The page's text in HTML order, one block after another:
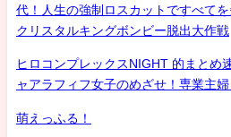
代！人生の強制ロスカットですべて
クリスタルキングボンビー脱出大作戦
ヒロコンプレックスNIGHT 的まとめ
ャアラフィフ女子のめざせ！専業主
萌えっふる！